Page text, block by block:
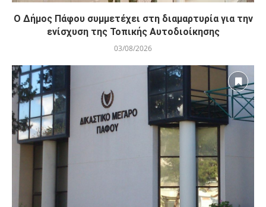
Ο Δήμος Πάφου συμμετέχει στη διαμαρτυρία για την
ενίσχυση της Τοπικής Αυτοδιοίκησης
03/08/2026